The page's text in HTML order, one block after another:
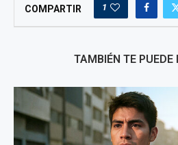
COMPARTIR 1
TAMBIÉN TE PUEDE